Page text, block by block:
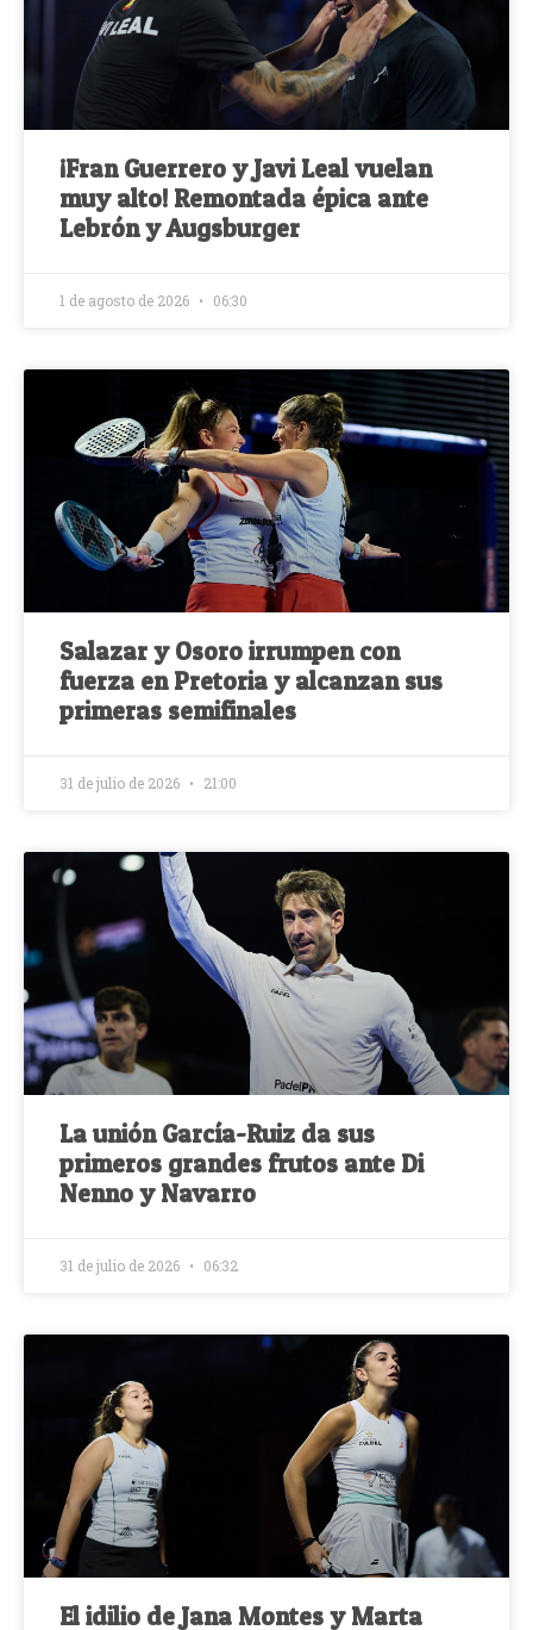
¡Fran Guerrero y Javi Leal vuelan
muy alto! Remontada épica ante
Lebrón y Augsburger
1 de agosto de 2026 06:30
Salazar y Osoro irrumpen con
fuerza en Pretoria y alcanzan sus
primeras semifinales
31 de julio de 2026 21:00
La unión García-Ruiz da sus
primeros grandes frutos ante Di
Nenno y Navarro
31 de julio de 2026 06:32
El idilio de Jana Montes y Marta